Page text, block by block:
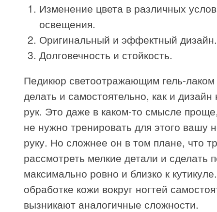
Изменение цвета в различных
освещения.
Оригинальный и эффектный дизайн.
Долговечность и стойкость.
Педикюр светоотражающим гель-
делать и самостоятельно, как и дизайн
рук. Это даже в каком-то смысле
не нужно тренировать для этого вашу
руку. Но сложнее он в том плане, что
рассмотреть мелкие детали и сделать
максимально ровно и близко к
обработке кожи вокруг ногтей
вызникают аналогичные сложности.